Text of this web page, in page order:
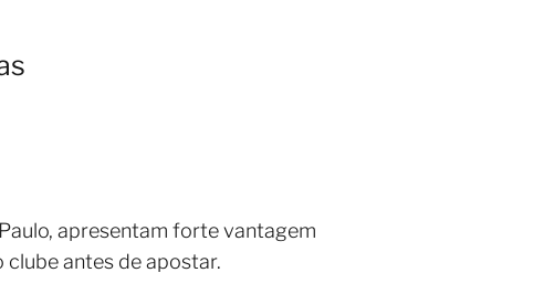
apresentam forte vantagem
antes de apostar.